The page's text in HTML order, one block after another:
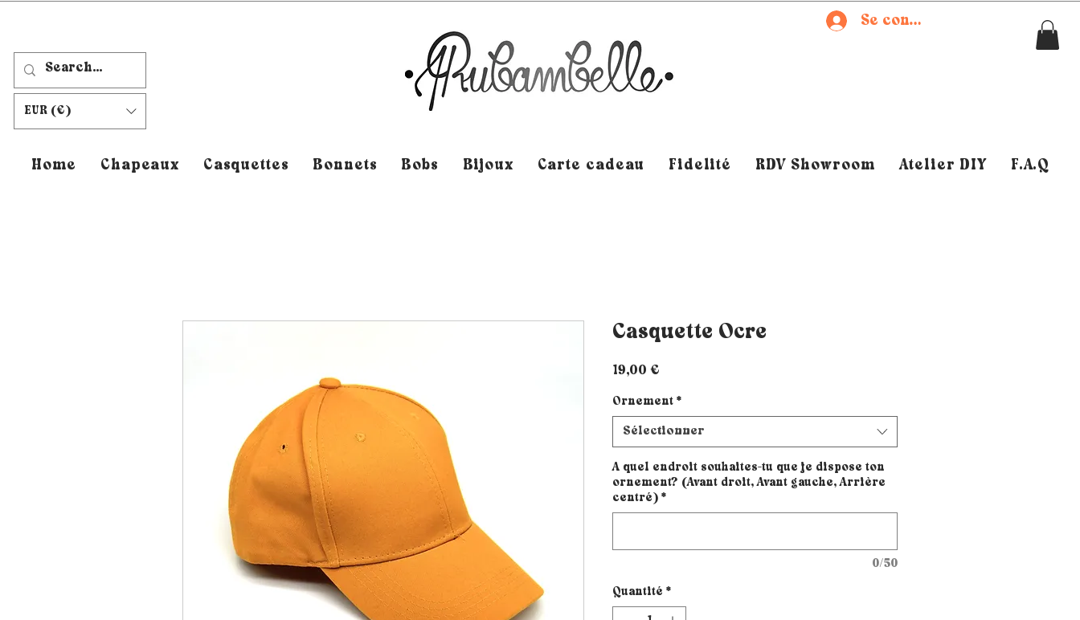
EUR (€)
Se connecter
Home Chapeaux Casquettes Bonnets Bobs Bijoux Carte cadeau Fidelité RDV Showroom Atelier DIY F.A.Q
Casquette Ocre
19,00 €
Ornement *
Sélectionner
A quel endroit souhaites-tu que je dispose ton
ornement? (Avant droit, Avant gauche, Arrière
centré) *
0/50
Quantité *